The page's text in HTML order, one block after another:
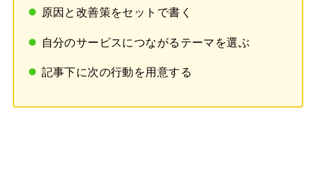
原因と改善策をセットで書く
自分のサービスにつながるテーマを選ぶ
記事下に次の行動を用意する